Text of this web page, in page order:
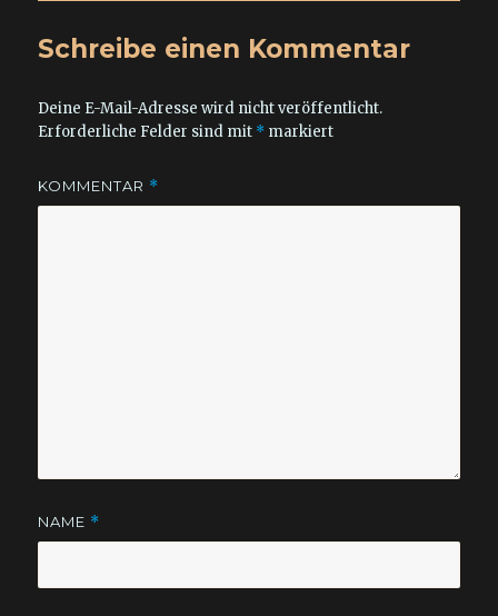
Schreibe einen Kommentar
Deine E-Mail-Adresse wird nicht veröffentlicht.
Erforderliche Felder sind mit * markiert
KOMMENTAR *
NAME *